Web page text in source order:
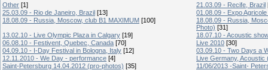
Other [1] 21.03.09 - Recife, Brazil
25.03.09 - Rio de Janeiro, Brazil [13]
01.08.09 - Expo
18.08.09 - Russia, Moscow, club B1 MAXIMUM [100]
18.08.09 - Russia,
Photo) [31]
13.02.10 - Live Olympic Plaza in Calgary [19]
18.07.10 - Acoustic
06.08.10 - Festivent, Quebec, Canada [70] Live 2010 [30]
04.09.10 - I-Day Festival in Bologna, Italy [12]
03.09.10 - Two Days a
12.11.2010 - We Day - performance [4]
Live Germany, Acoustic
Saint-Petersburg 14.04.2012 (pro-photos) [35] 11/06/2013 -Saint-